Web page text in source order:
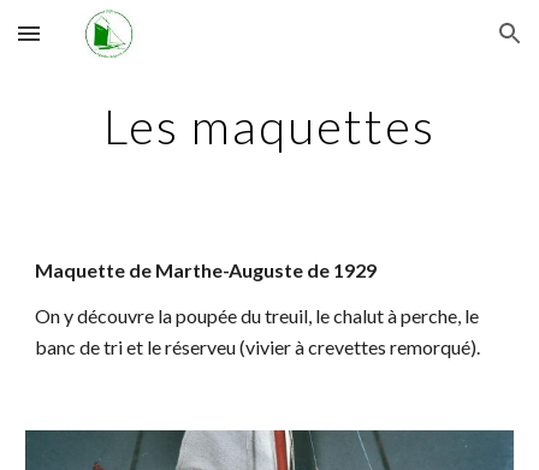
Skip to main content Skip to navigation
Les maquettes
Maquette de Marthe-Auguste de 1929
On y découvre la poupée du treuil, le chalut à perche, le
banc de tri et le réserveu (vivier à crevettes remorqué).